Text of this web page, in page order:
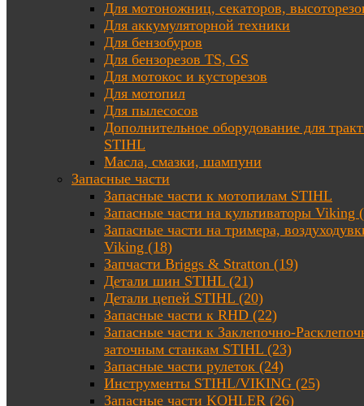
Для мотоножниц, секаторов,
Для аккумуляторной техники
Для бензобуров
Для бензорезов TS, GS
Для мотокос и кусторезов
Для мотопил
Для пылесосов
Дополнительное оборудование для
STIHL
Масла, смазки, шампуни
Запасные части
Запасные части к мотопилам STIHL
Запасные части на культиваторы Viking
Запасные части на тримера,
Viking (18)
Запчасти Briggs & Stratton (19)
Детали шин STIHL (21)
Детали цепей STIHL (20)
Запасные части к RHD (22)
Запасные части к Заклепочно-
заточным станкам STIHL (23)
Запасные части рулеток (24)
Инструменты STIHL/VIKING (25)
Запасные части KOHLER (26)